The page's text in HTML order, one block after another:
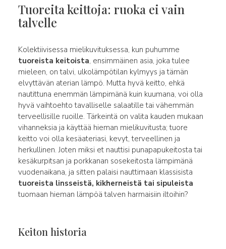
Tuoreita keittoja: ruoka ei vain
talvelle
Kolektiivisessa mielikuvituksessa, kun puhumme
tuoreista keitoista, ensimmäinen asia, joka tulee
mieleen, on talvi, ulkolämpötilan kylmyys ja tämän
elvyttävän aterian lämpö. Mutta hyvä keitto, ehkä
nautittuna enemmän lämpimänä kuin kuumana, voi olla
hyvä vaihtoehto tavalliselle salaatille tai vähemmän
terveellisille ruoille. Tärkeintä on valita kauden mukaan
vihanneksia ja käyttää hieman mielikuvitusta; tuore
keitto voi olla kesäateriasi, kevyt, terveellinen ja
herkullinen. Joten miksi et nauttisi punapapukeitosta tai
kesäkurpitsan ja porkkanan sosekeitosta lämpimänä
vuodenaikana, ja sitten palaisi nauttimaan klassisista
tuoreista linsseistä, kikherneistä tai sipuleista
tuomaan hieman lämpöä talven harmaisiin iltoihin?
Keiton historia